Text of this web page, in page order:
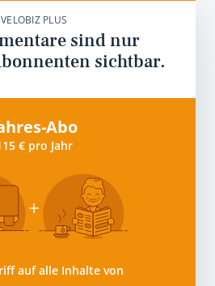
VELOBIZ PLUS
sind nur
sichtbar.
Abo
€ pro Jahr
auf alle Inhalte von